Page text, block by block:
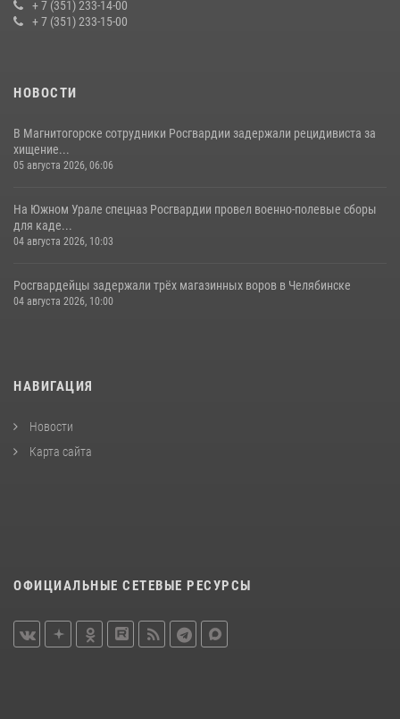
+ 7 (351) 233-14-00
+ 7 (351) 233-15-00
НОВОСТИ
В Магнитогорске сотрудники Росгвардии задержали рецидивиста за
хищение...
05 августа 2026, 06:06
На Южном Урале спецназ Росгвардии провел военно-полевые сборы
для каде...
04 августа 2026, 10:03
Росгвардейцы задержали трёх магазинных воров в Челябинске
04 августа 2026, 10:00
НАВИГАЦИЯ
Новости
Карта сайта
ОФИЦИАЛЬНЫЕ СЕТЕВЫЕ РЕСУРСЫ